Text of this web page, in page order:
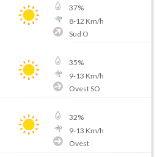
37%
8-12 Km/h
Sud O
35%
9-13 Km/h
Ovest SO
32%
9-13 Km/h
Ovest